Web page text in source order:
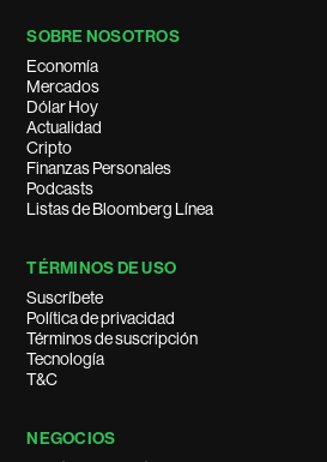
SOBRE NOSOTROS
Economía
Mercados
Dólar Hoy
Actualidad
Cripto
Finanzas Personales
Podcasts
Listas de Bloomberg Línea
TÉRMINOS DE USO
Suscríbete
Política de privacidad
Términos de suscripción
Tecnología
T&C
NEGOCIOS